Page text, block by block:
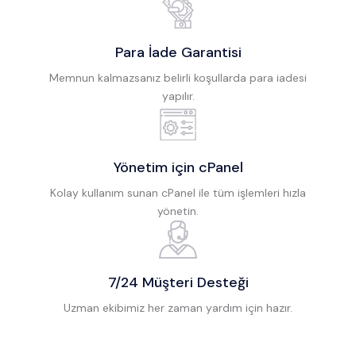
Para İade Garantisi
Memnun kalmazsanız belirli koşullarda para iadesi
yapılır.
Yönetim için cPanel
Kolay kullanım sunan cPanel ile tüm işlemleri hızla
yönetin.
7/24 Müşteri Desteği
Uzman ekibimiz her zaman yardım için hazır.